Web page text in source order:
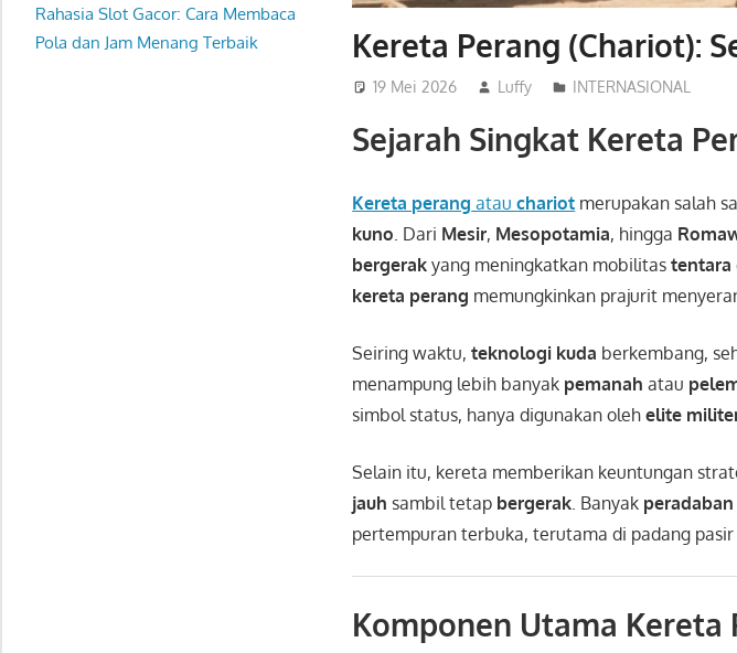
Kereta Perang (Chariot):
19 Mei 2026 Luffy INTERNASIONAL
Sejarah Singkat Kereta
Kereta perang atauchariot merupakan salah
kuno . Dari Mesir, Mesopotamia, hingga
bergerak yang meningkatkan mobilitastentara
kereta perang memungkinkan prajurit
Seiring waktu,teknologi kuda berkembang,
menampung lebih banyak pemanah atau
simbol status, hanya digunakan olehelite
Selain itu, kereta memberikan keuntungan
jauh sambil tetap bergerak . Banyak
pertempuran terbuka, terutama di padang pasir
Komponen Utama Kereta
Rahasia Slot Gacor: Cara Membaca
Pola dan Jam Menang Terbaik